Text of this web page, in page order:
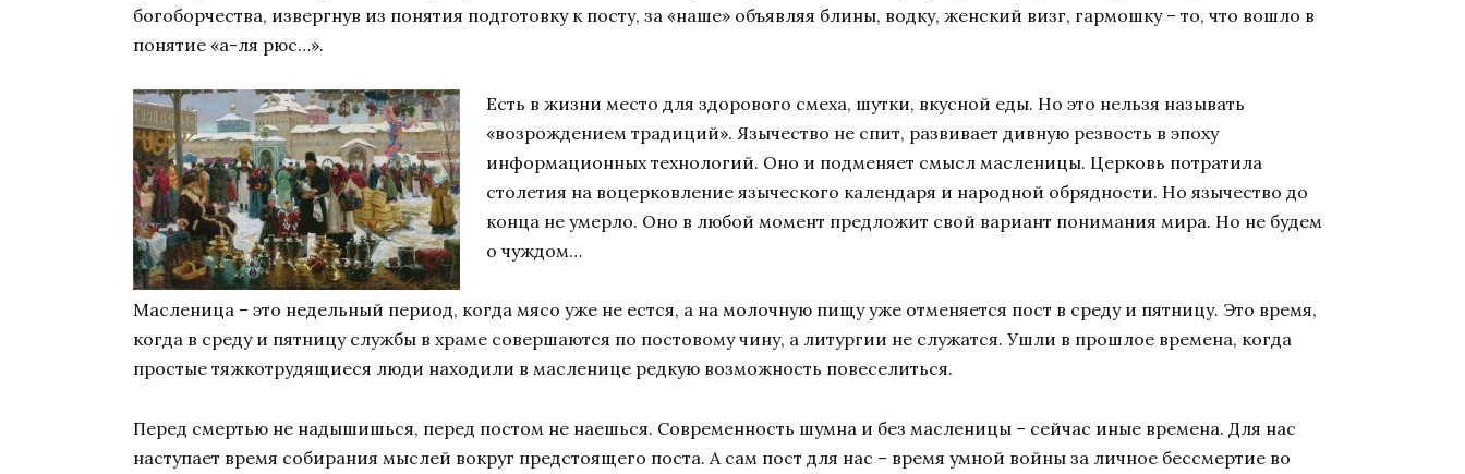
богоборчества, извергнув из понятия подготовку к посту, за «наше» объявляя блины, водку, женский визг, гармошку – то, что вошло в
понятие «а-ля рюс…».
Есть в жизни место для здорового смеха, шутки, вкусной еды. Но это нельзя называть
«возрождением традиций». Язычество не спит, развивает дивную резвость в эпоху
информационных технологий. Оно и подменяет смысл масленицы. Церковь потратила
столетия на воцерковление языческого календаря и народной обрядности. Но язычество до
конца не умерло. Оно в любой момент предложит свой вариант понимания мира. Но не будем
о чуждом…
Масленица – это недельный период, когда мясо уже не естся, а на молочную пищу уже отменяется пост в среду и пятницу. Это время,
когда в среду и пятницу службы в храме совершаются по постовому чину, а литургии не служатся. Ушли в прошлое времена, когда
простые тяжкотрудящиеся люди находили в масленице редкую возможность повеселиться.
Перед смертью не надышишься, перед постом не наешься. Современность шумна и без масленицы – сейчас иные времена. Для нас
наступает время собирания мыслей вокруг предстоящего поста. А сам пост для нас – время умной войны за личное бессмертие во